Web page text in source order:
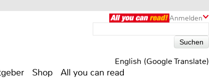
Anmelden
English (Google Translate)
Shop All you can read